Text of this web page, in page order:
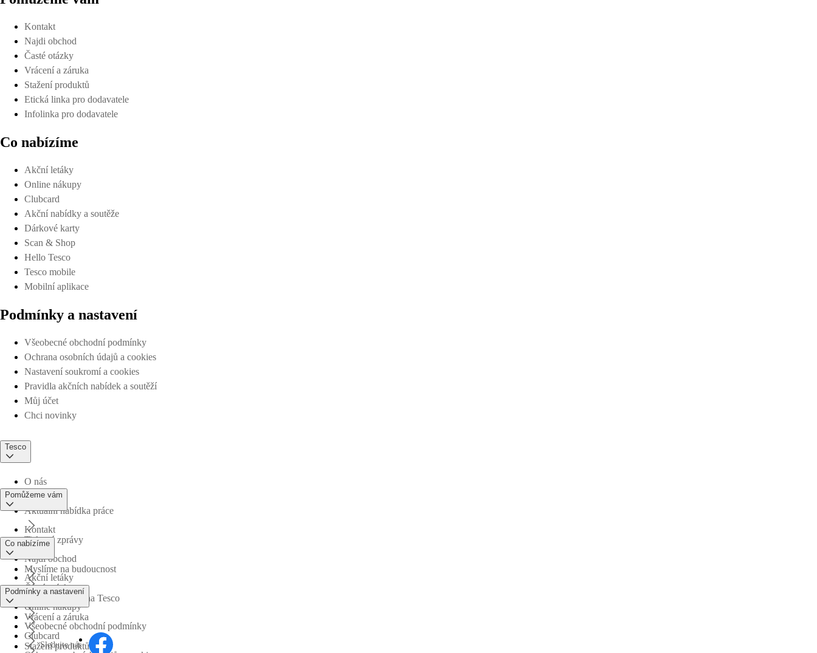
Kontakt
Najdi obchod
Časté otázky
Vrácení a záruka
Stažení produktů
Etická linka pro dodavatele
Infolinka pro dodavatele
Co nabízíme
Akční letáky
Online nákupy
Clubcard
Akční nabídky a soutěže
Dárkové karty
Scan & Shop
Hello Tesco
Tesco mobile
Mobilní aplikace
Podmínky a nastavení
Všeobecné obchodní podmínky
Ochrana osobních údajů a cookies
Nastavení soukromí a cookies
Pravidla akčních nabídek a soutěží
Můj účet
Chci novinky
Tesco
O nás
Aktuální nabídka práce
Tiskové zprávy
Myslíme na budoucnost
Obchodní skupina Tesco
Pomůžeme vám
Kontakt
Najdi obchod
Časté otázky
Vrácení a záruka
Stažení produktů
Co nabízíme
Akční letáky
Online nákupy
Clubcard
Podmínky a nastavení
Všeobecné obchodní podmínky
Sledujte nás